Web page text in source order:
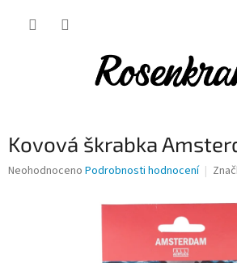
Kovová škrabka
Průměrné
Neohodnoceno Podrobnosti hodnocení